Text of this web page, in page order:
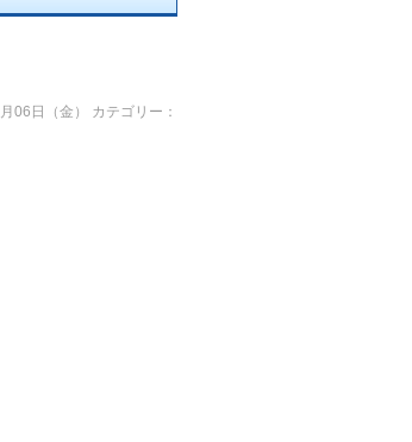
06日（金） カテゴリー：